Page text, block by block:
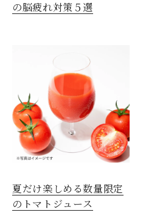
の脳疲れ対策５選
夏だけ楽しめる数量限定
のトマトジュース